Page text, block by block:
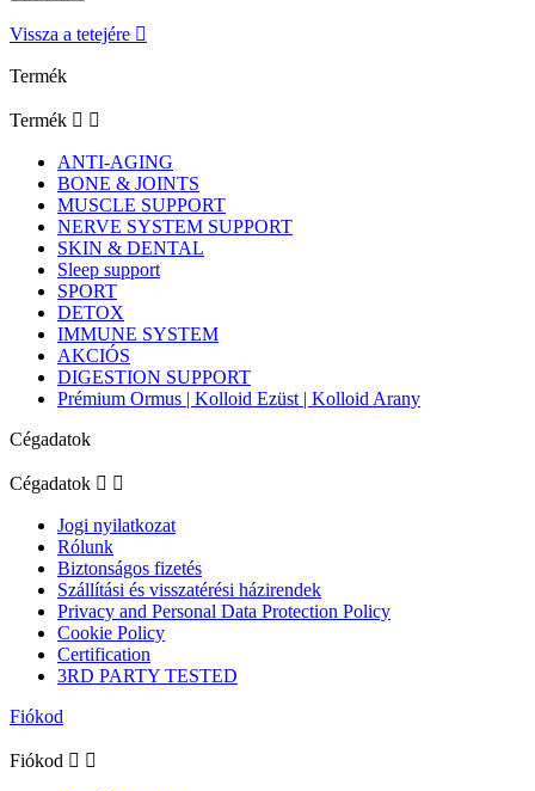
Vissza a tetejére 
Termék
Termék  
ANTI-AGING
BONE & JOINTS
MUSCLE SUPPORT
NERVE SYSTEM SUPPORT
SKIN & DENTAL
Sleep support
SPORT
DETOX
IMMUNE SYSTEM
AKCIÓS
DIGESTION SUPPORT
Prémium Ormus | Kolloid Ezüst | Kolloid Arany
Cégadatok
Cégadatok  
Jogi nyilatkozat
Rólunk
Biztonságos fizetés
Szállítási és visszatérési házirendek
Privacy and Personal Data Protection Policy
Cookie Policy
Certification
3RD PARTY TESTED
Fiókod
Fiókod  